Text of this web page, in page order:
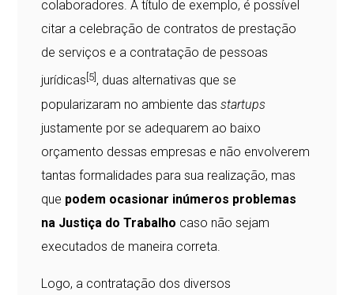
colaboradores. A título de exemplo, é possível
citar a celebração de contratos de prestação
de serviços e a contratação de pessoas
jurídicas [5] , duas alternativas que se
popularizaram no ambiente dasstartups
justamente por se adequarem ao baixo
orçamento dessas empresas e não envolverem
tantas formalidades para sua realização, mas
que podem ocasionar inúmeros problemas
na Justiça do Trabalho caso não sejam
executados de maneira correta.
Logo, a contratação dos diversos